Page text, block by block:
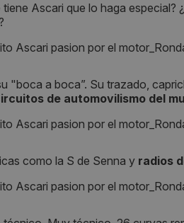
tiene Ascari que lo haga
?
"boca a boca”. Su trazado,
de automovilismo del
como la S de Senna y radios